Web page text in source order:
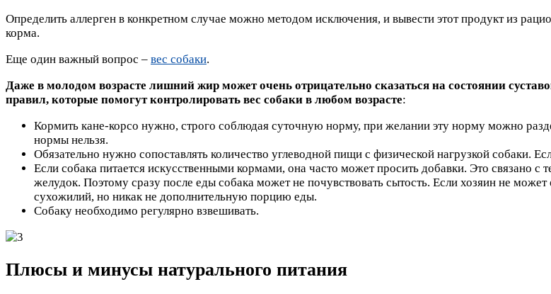
Определить аллерген в конкретном случае можно методом исключения, и вывести этот продукт из
корма.
Еще один важный вопрос – вес собаки.
Даже в молодом возрасте лишний жир может очень отрицательно сказаться на состоянии
правил, которые помогут контролировать вес собаки в любом возрасте:
Кормить кане-корсо нужно, строго соблюдая суточную норму, при желании эту норму можно
нормы нельзя.
Обязательно нужно сопоставлять количество углеводной пищи с физической нагрузкой собаки.
Если собака питается искусственными кормами, она часто может просить добавки. Это связано с
желудок. Поэтому сразу после еды собака может не почувствовать сытость. Если хозяин не
сухожилий, но никак не дополнительную порцию еды.
Собаку необходимо регулярно взвешивать.
Плюсы и минусы натурального питания